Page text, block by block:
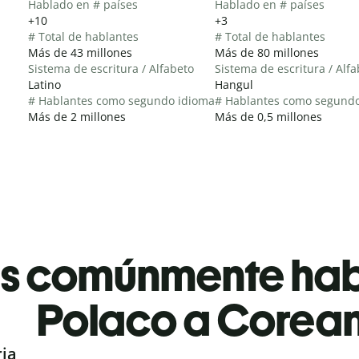
Hablado en # países
+10
# Total de hablantes
Más de 43 millones
Sistema de escritura / Alfabeto
Latino
# Hablantes como segundo idioma
Más de 2 millones
Hablado en # países
+3
# Total de hablantes
Más de 80 millones
Sistema de escritura /
Hangul
# Hablantes como
Más de 0,5 millones
comúnmente
Polaco a